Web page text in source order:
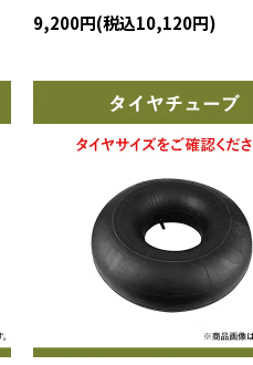
9,200円(税込10,120円)